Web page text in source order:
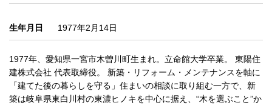
生年月日 1977年2月14日
1977年、愛知県一宮市木曽川町生まれ。立命館大学卒業。 東陽住
建株式会社 代表取締役。 新築・リフォーム・メンテナンスを軸に
「建てた後の暮らしを守る」住まいの相談に取り組む一方で、新
築は岐阜県東白川村の東濃ヒノキを中心に据え、“木を選ぶこと”か